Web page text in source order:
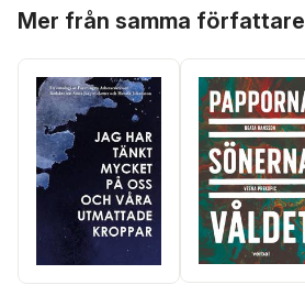
Mer från samma författare